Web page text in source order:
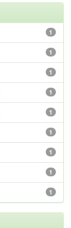
1
1
1
1
1
1
1
1
1